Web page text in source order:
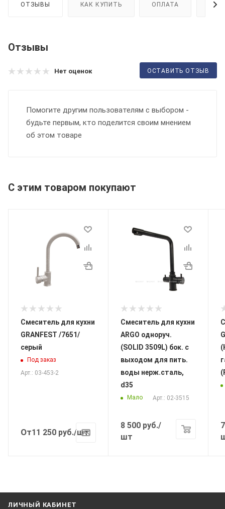
ОТЗЫВЫ КАК КУПИТЬ ОПЛАТА
Отзывы
Нет оценок ОСТАВИТЬ ОТЗЫВ
Помогите другим пользователям с выбором -
будьте первым, кто поделится своим мнением
об этом товаре
С этим товаром покупают
Смеситель для кухни
GRANFEST /7651/
серый
Под заказ
Арт.: 03-453-2
От11 250 руб./шт
Смеситель для кухни
ARGO одноруч.
(SOLID 3509L) бок. с
выходом для пить.
воды нерж.сталь,
d35
Мало Арт.: 02-3515
8 500 руб./
шт
ЛИЧНЫЙ КАБИНЕТ